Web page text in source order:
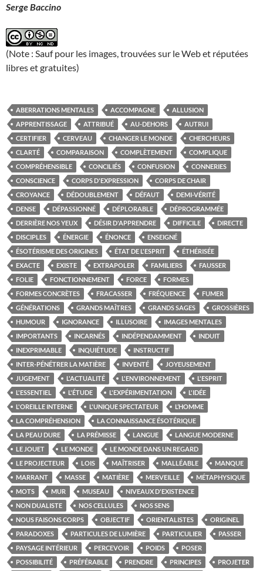
Serge Baccino
(Note : Sauf pour les images, trouvées sur le Web et réputées
libres et gratuites)
ABERRATIONS MENTALES ACCOMPAGNE
ALLUSION
APPRENTISSAGE
ATTRIBUÉ AU-DEHORS
AUTRUI
CERTIFIER
CERVEAU CHANGER LE MONDE
CHERCHEURS
CLARTÉ
COMPARAISON COMPLÈTEMENT
COMPLIQUE
COMPRÉHENSIBLE
CONCILIÉS CONFUSION
CONNERIES
CONSCIENCE
CORPS D'EXPRESSION
CORPS DE CHAIR
CROYANCE
DÉDOUBLEMENT DÉFAUT
DEMI-VÉRITÉ
DENSE
DÉPASSIONNÉ DÉPLORABLE
DÉPROGRAMMÉE
DERRIÈRE NOS YEUX
DÉSIR D'APPRENDRE DIFFICILE
DIRECTE
DISCIPLES
ÉNERGIE ÉNONCE
ENSEIGNÉ
ÉSOTÉRISME DES ORIGINES
ÉTAT DE L'ESPRIT
ÉTHÉRISÉE
EXACTE
EXISTE EXTRAPOLER FAMILIERS
FAUSSER
FOLIE
FONCTIONNEMENT FORCE
FORMES
FORMES CONCRÈTES
FRACASSER FRÉQUENCE
FUMER
GÉNÉRATIONS
GRANDS MAÎTRES GRANDS SAGES
GROSSIÈRES
HUMOUR
IGNORANCE ILLUSOIRE
IMAGES MENTALES
IMPORTANTS
INCARNÉS INDÉPENDAMMENT
INDUIT
INEXPRIMABLE
INQUIÉTUDE
INSTRUCTIF
INTER-PÉNÉTRER LA MATIÈRE
INVENTÉ
JOYEUSEMENT
JUGEMENT
L'ACTUALITÉ L'ENVIRONNEMENT
L'ESPRIT
L'ESSENTIEL
L'ÉTUDE L'EXPÉRIMENTATION
L'IDÉE
L'OREILLE INTERNE
L'UNIQUE SPECTATEUR
L’HOMME
LA COMPRÉHENSION
LA CONNAISSANCE ÉSOTÉRIQUE
LA PEAU DURE
LA PRÉMISSE LANGUE
LANGUE MODERNE
LE JOUET
LE MONDE
LE MONDE DANS UN REGARD
LE PROJECTEUR
LOIS MAÎTRISER MALLÉABLE
MANQUE
MARRANT
MASSE MATIÈRE MERVEILLE
MÉTAPHYSIQUE
MOTS
MUR MUSEAU
NIVEAUX D'EXISTENCE
NON DUALISTE
NOS CELLULES
NOS SENS
NOUS FAISONS CORPS
OBJECTIF ORIENTALISTES
ORIGINEL
PARADOXES
PARTICULES DE LUMIÈRE PARTICULIER
PASSER
PAYSAGE INTÉRIEUR
PERCEVOIR POIDS
POSER
POSSIBILITÉ
PRÉFÉRABLE PRENDRE PRINCIPES
PROJETER